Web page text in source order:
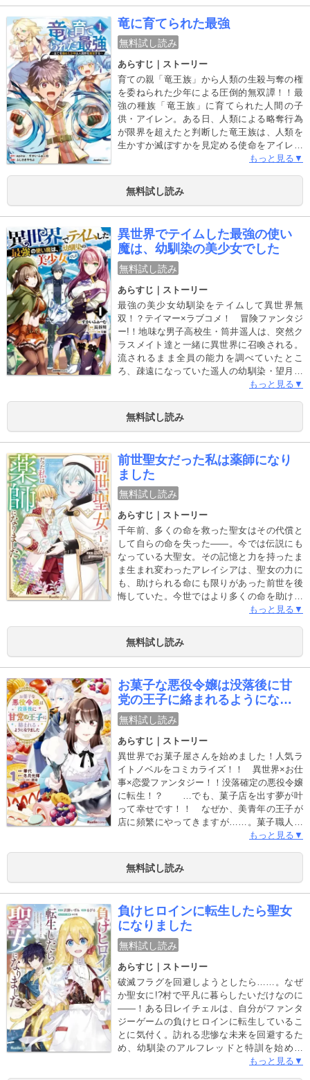
竜に育てられた最強
無料試し読み
あらすじ｜ストーリー
育ての親「竜王族」から人類の生殺与奪の権
を委ねられた少年による圧倒的無双譚！！最
強の種族「竜王族」に育てられた人間の子
供・アイレン。ある日、人類による略奪行為
が限界を超えたと判断した竜王族は、人類を
生かすか滅ぼすかを見定める使命をアイレン
に与え、エリート階級の子供たちが通う王都
使命と本当の実力をまだ知らない同級生たち
は、アイレンを田舎者の平民としてバカにし
もっと見る▼
無料試し読み
異世界でテイムした最強の使い
魔は、幼馴染の美少女でした
無料試し読み
あらすじ｜ストーリー
最強の美少女幼馴染をテイムして異世界無
双！？テイマー×ラブコメ！ 冒険ファンタジ
ー!！地味な男子高校生・筒井遥人は、突然ク
ラスメイト達と一緒に異世界に召喚される。
流されるまま全員の能力を調べていたとこ
ろ、疎遠になっていた遥人の幼馴染・望月美
衣奈の能力【魔法強化】が暴走してしまう。
衣奈を【テイム】すること！？学園一の美少
女である美衣奈に気遣い、遥人は距離をおこ
していて……？
もっと見る▼
無料試し読み
前世聖女だった私は薬師になり
ました
無料試し読み
あらすじ｜ストーリー
千年前、多くの命を救った聖女はその代償と
して自らの命を失った――。今では伝説にも
なっている大聖女。その記憶と力を持ったま
ま生まれ変わったアレイシアは、聖女の力に
も、助けられる命にも限りがあった前世を後
悔していた。今世ではより多くの命を助ける
ため、聖女ということを隠し、宮廷薬師とし
められ充実した日々を送っていたが、ある日
別の聖女が誕生して――!?【目次】第１話
を見せつけよう１第５話 意地を見せつけよ
う２第６話 意地を見せつけよう３
もっと見る▼
無料試し読み
お菓子な悪役令嬢は没落後に甘
党の王子に絡まれるようになり
ました
無料試し読み
あらすじ｜ストーリー
異世界でお菓子屋さんを始めました！人気ラ
イトノベルをコミカライズ！！ 異世界×お仕
事×恋愛ファンタジー！！没落確定の悪役令嬢
に転生！？ …でも、菓子店を出す夢が叶
って幸せです！！ なぜか、美青年の王子が
店に頻繁にやってきますが……。菓子職人の
卵という前世の記憶を思い出した伯爵令嬢レ
の世界で、自分が悪役令嬢に転生したことに
気づく。婚約破棄され、家族にも見捨てられ
れた第二の人生がはじまる。そして、開店初
日の閑散とする店に入ってきた銀髪の美青年
との出会いが、レナの人生を大きく変えてい
く……。
もっと見る▼
無料試し読み
負けヒロインに転生したら聖女
になりました
無料試し読み
あらすじ｜ストーリー
破滅フラグを回避しようとしたら……。なぜ
か聖女に!?村で平凡に暮らしたいだけなのに
――！ある日レイチェルは、自分がファンタ
ジーゲームの負けヒロインに転生しているこ
とに気付く。訪れる悲惨な未来を回避するた
め、幼馴染のアルフレッドと特訓を始める
が、なかなか上手くいかない。そんなとき、
もっと見る▼